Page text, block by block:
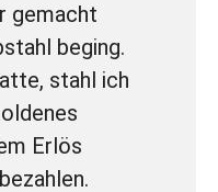
gemacht
beging.
stahl ich
Erlös